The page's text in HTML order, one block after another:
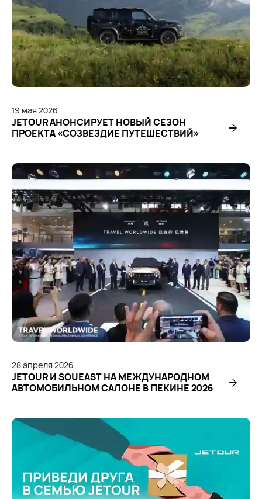
19 мая2026
JETOUR АНОНСИРУЕТ НОВЫЙ СЕЗОН
ПРОЕКТА «СОЗВЕЗДИЕ ПУТЕШЕСТВИЙ»
28апреля2026
JETOUR И SOUEAST НА МЕЖДУНАРОДНОМ
АВТОМОБИЛЬНОМ САЛОНЕ В ПЕКИНЕ 2026